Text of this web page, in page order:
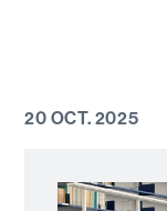
20 OCT. 2025